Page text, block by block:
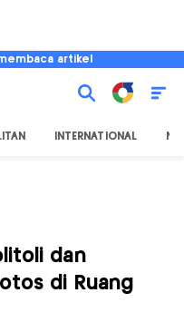
artikel
INTERNATIONAL
dan
di Ruang